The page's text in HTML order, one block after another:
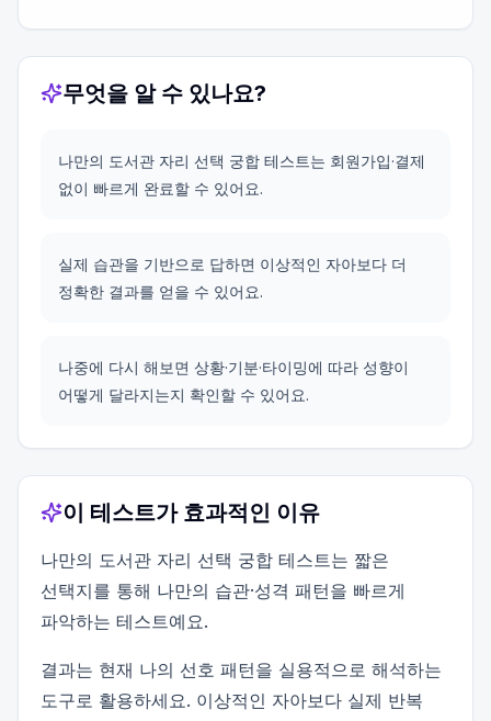
무엇을 알 수 있나요?
나만의 도서관 자리 선택 궁합 테스트는 회원가입·결제
없이 빠르게 완료할 수 있어요.
실제 습관을 기반으로 답하면 이상적인 자아보다 더
정확한 결과를 얻을 수 있어요.
나중에 다시 해보면 상황·기분·타이밍에 따라 성향이
어떻게 달라지는지 확인할 수 있어요.
이 테스트가 효과적인 이유
나만의 도서관 자리 선택 궁합 테스트는 짧은
선택지를 통해 나만의 습관·성격 패턴을 빠르게
파악하는 테스트예요.
결과는 현재 나의 선호 패턴을 실용적으로 해석하는
도구로 활용하세요. 이상적인 자아보다 실제 반복